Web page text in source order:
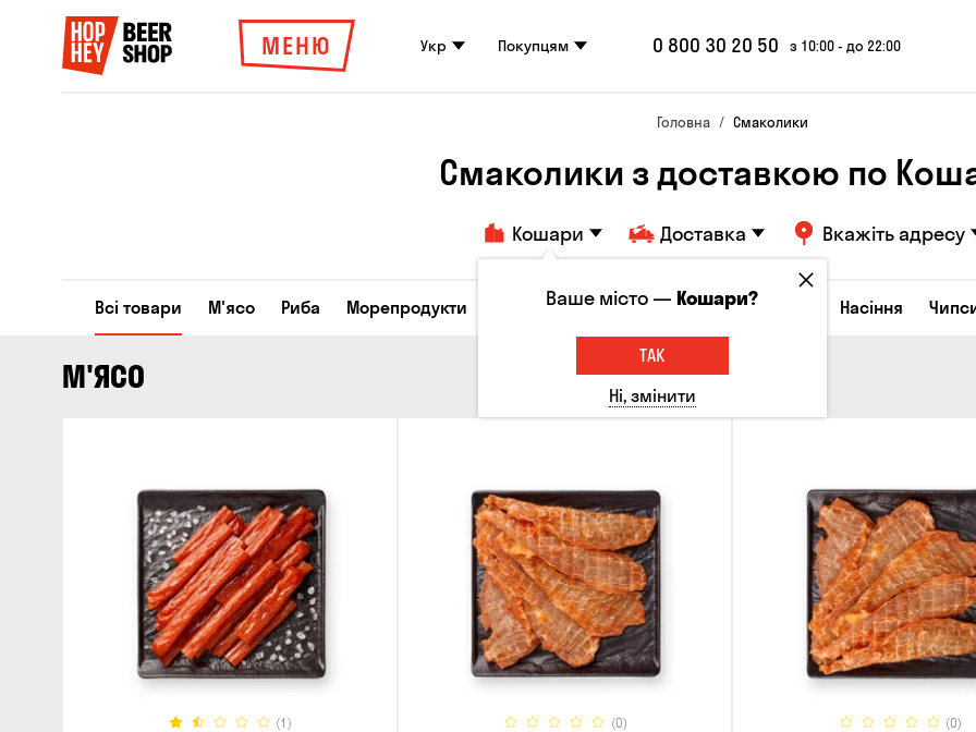
МЕНЮ Укр Покупцям 0 800 30 20 50 з 10:00 - до 22:00
Головна Смаколики
Смаколики з доставкою по
Кошари Доставка Вкажіть адресу
Всі товари М'ясо Риба Морепродукти Сирні закуски Горішки Кукурудза Насіння
М'ЯСО
(1) (0) (0)
Ваше місто —Кошари?
ТАК
Ні, змінити